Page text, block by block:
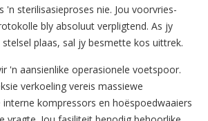
'n sterilisasieproses nie. Jou voorvries-
bly absoluut verpligtend. As jy
plaas, sal jy besmette kos uittrek.
'n aansienlike operasionele voetspoor.
verkoeling vereis massiewe
interne kompressors en hoëspoedwaaiers